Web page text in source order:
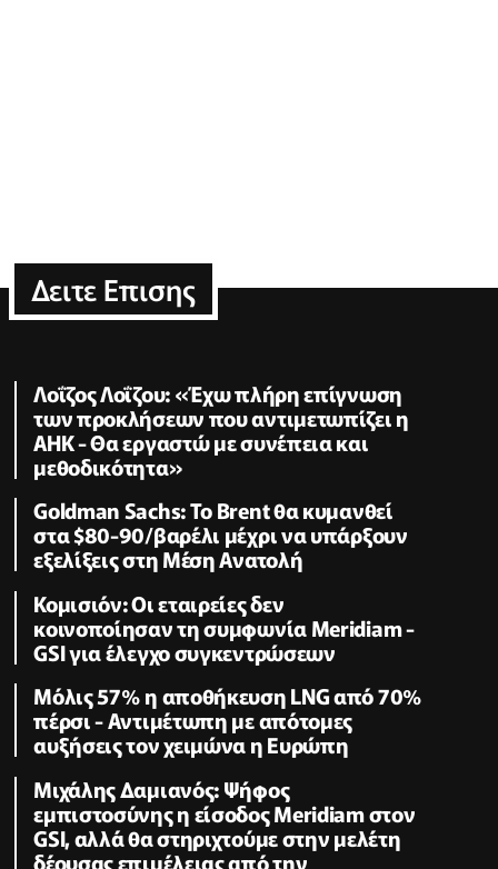
Δειτε Επισης
Λοΐζος Λοΐζου: «Έχω πλήρη επίγνωση
των προκλήσεων που αντιμετωπίζει η
ΑΗΚ - Θα εργαστώ με συνέπεια και
μεθοδικότητα»
Goldman Sachs: Το Brent θα κυμανθεί
στα $80-90/βαρέλι μέχρι να υπάρξουν
εξελίξεις στη Μέση Ανατολή
Κομισιόν: Οι εταιρείες δεν
κοινοποίησαν τη συμφωνία Meridiam -
GSI για έλεγχο συγκεντρώσεων
Μόλις 57% η αποθήκευση LNG από 70%
πέρσι - Αντιμέτωπη με απότομες
αυξήσεις τον χειμώνα η Ευρώπη
Μιχάλης Δαμιανός: Ψήφος
εμπιστοσύνης η είσοδος Meridiam στον
GSI, αλλά θα στηριχτούμε στην μελέτη
δέουσας επιμέλειας από την